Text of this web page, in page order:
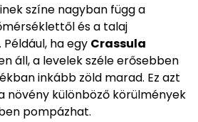
színe nagyban függ a
és a talaj
ha egy Crassula
áll, a levelek széle erősebben
inkább zöld marad. Ez azt
növény különböző körülmények
pompázhat.